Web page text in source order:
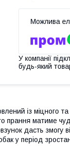
У компанії
будь-який
із міцного
прання матиме
дасть
у період